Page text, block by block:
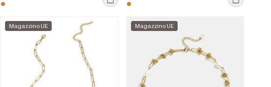
Magazzino UE Magazzino UE